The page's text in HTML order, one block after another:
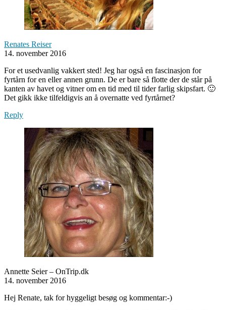
Renates Reiser
14. november 2016
For et usedvanlig vakkert sted! Jeg har også en fascinasjon for
fyrtårn for en eller annen grunn. De er bare så flotte der de står på
kanten av havet og vitner om en tid med til tider farlig skipsfart. 🙂
Det gikk ikke tilfeldigvis an å overnatte ved fyrtårnet?
Reply
Annette Seier – OnTrip.dk
14. november 2016
Hej Renate, tak for hyggeligt besøg og kommentar:-)